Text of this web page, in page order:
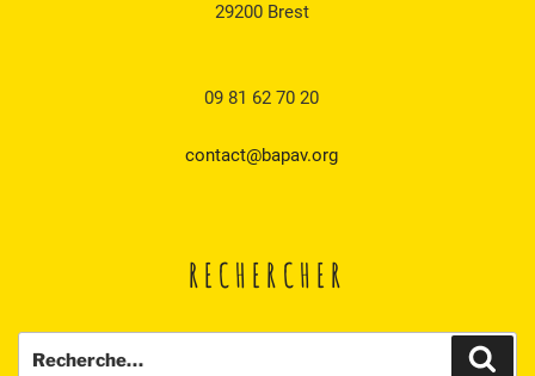
29200 Brest
09 81 62 70 20
contact@bapav.org
RECHERCHER